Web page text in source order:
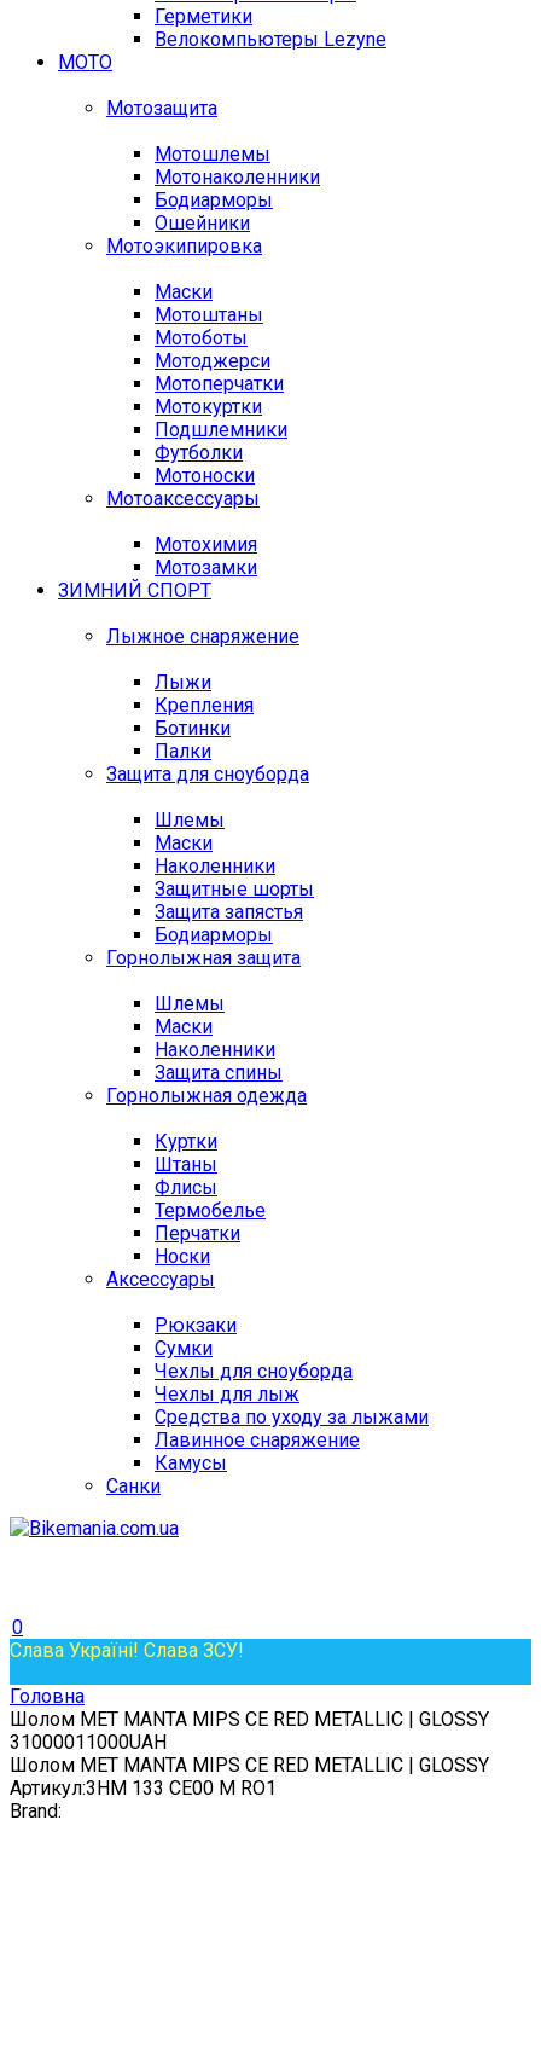
Герметики
Велокомпьютеры Lezyne
МОТО
Мотозащита
Мотошлемы
Мотонаколенники
Бодиарморы
Ошейники
Мотоэкипировка
Маски
Мотоштаны
Мотоботы
Мотоджерси
Мотоперчатки
Мотокуртки
Подшлемники
Футболки
Мотоноски
Мотоаксессуары
Мотохимия
Мотозамки
ЗИМНИЙ СПОРТ
Лыжное снаряжение
Лыжи
Крепления
Ботинки
Палки
Защита для сноуборда
Шлемы
Маски
Наколенники
Защитные шорты
Защита запястья
Бодиарморы
Горнолыжная защита
Шлемы
Маски
Наколенники
Защита спины
Горнолыжная одежда
Куртки
Штаны
Флисы
Термобелье
Перчатки
Носки
Аксессуары
Рюкзаки
Сумки
Чехлы для сноуборда
Чехлы для лыж
Средства по уходу за лыжами
Лавинное снаряжение
Камусы
Санки
0
Слава Україні! Слава ЗСУ!
Головна
Шолом MET MANTA MIPS CE RED METALLIC | GLOSSY
31000011000UAH
Шолом MET MANTA MIPS CE RED METALLIC | GLOSSY
Артикул:3HM 133 CE00 M RO1
Brand: